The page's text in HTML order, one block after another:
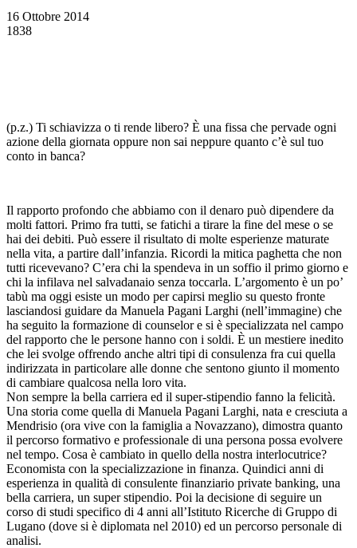
16 Ottobre 2014
1838
(p.z.) Ti schiavizza o ti rende libero? È una fissa che pervade ogni
azione della giornata oppure non sai neppure quanto c’è sul tuo
conto in banca?
Il rapporto profondo che abbiamo con il denaro può dipendere da
molti fattori. Primo fra tutti, se fatichi a tirare la fine del mese o se
hai dei debiti. Può essere il risultato di molte esperienze maturate
nella vita, a partire dall’infanzia. Ricordi la mitica paghetta che non
tutti ricevevano? C’era chi la spendeva in un soffio il primo giorno e
chi la infilava nel salvadanaio senza toccarla. L’argomento è un po’
tabù ma oggi esiste un modo per capirsi meglio su questo fronte
lasciandosi guidare da Manuela Pagani Larghi (nell’immagine) che
ha seguito la formazione di counselor e si è specializzata nel campo
del rapporto che le persone hanno con i soldi. È un mestiere inedito
che lei svolge offrendo anche altri tipi di consulenza fra cui quella
indirizzata in particolare alle donne che sentono giunto il momento
di cambiare qualcosa nella loro vita.
Non sempre la bella carriera ed il super-stipendio fanno la felicità.
Una storia come quella di Manuela Pagani Larghi, nata e cresciuta a
Mendrisio (ora vive con la famiglia a Novazzano), dimostra quanto
il percorso formativo e professionale di una persona possa evolvere
nel tempo. Cosa è cambiato in quello della nostra interlocutrice?
Economista con la specializzazione in finanza. Quindici anni di
esperienza in qualità di consulente finanziario private banking, una
bella carriera, un super stipendio. Poi la decisione di seguire un
corso di studi specifico di 4 anni all’Istituto Ricerche di Gruppo di
Lugano (dove si è diplomata nel 2010) ed un percorso personale di
analisi.